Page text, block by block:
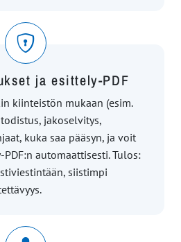
ja esittely-PDF
kiinteistön mukaan (esim.
jakoselvitys,
kuka saa pääsyn, ja voit
automaattisesti. Tulos:
siistimpi